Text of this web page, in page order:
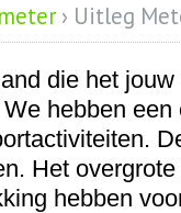
› Uitleg
die het
hebben
Het
hebben